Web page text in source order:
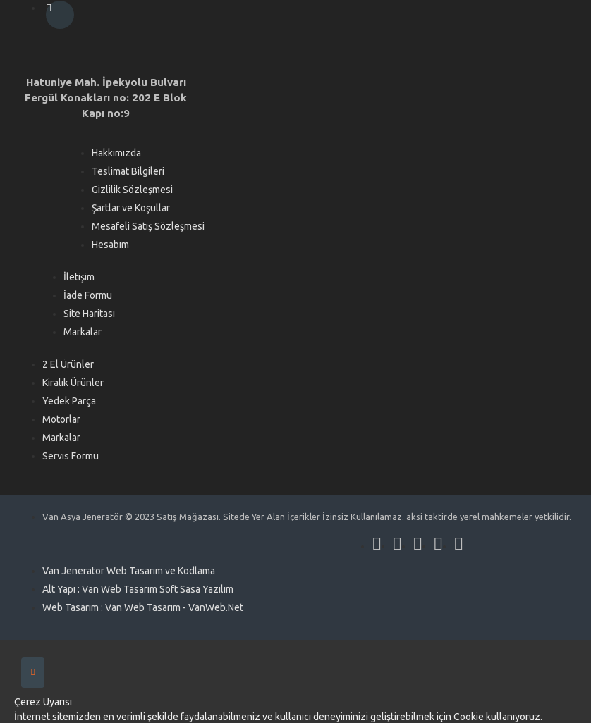
Hatuniye Mah. İpekyolu Bulvarı
Fergül Konakları no: 202 E Blok
Kapı no:9
Hakkımızda
Teslimat Bilgileri
Gizlilik Sözleşmesi
Şartlar ve Koşullar
Mesafeli Satış Sözleşmesi
Hesabım
İletişim
İade Formu
Site Haritası
Markalar
2 El Ürünler
Kiralık Ürünler
Yedek Parça
Motorlar
Markalar
Servis Formu
Van Asya Jeneratör © 2023 Satış Mağazası. Sitede Yer Alan İçerikler İzinsiz Kullanılamaz. aksi taktirde yerel mahkemeler yetkilidir.
Van Jeneratör Web Tasarım ve Kodlama
Alt Yapı : Van Web Tasarım Soft Sasa Yazılım
Web Tasarım : Van Web Tasarım - VanWeb.Net
Çerez Uyarısı
İnternet sitemizden en verimli şekilde faydalanabilmeniz ve kullanıcı deneyiminizi geliştirebilmek için Cookie kullanıyoruz.